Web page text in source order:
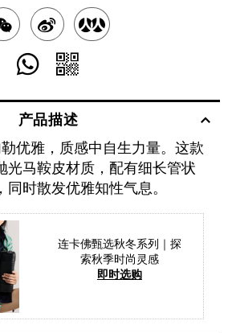
分
享
WECHAT
分
享
WEIBO
分
分
享
至
WHATSAPP
享
维
码
产品描述
勒优雅，质感中自生力量。这款
光马鞍皮材质，配有细长管状
时散发优雅知性气息。
连卡佛甄选秋冬系列｜探
索秋季时尚灵感
即时选购